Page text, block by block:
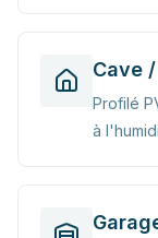
Cave
Profilé
à